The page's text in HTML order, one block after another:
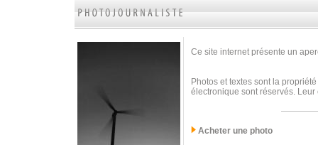
Ce site internet présente un
Photos et textes sont la
électronique sont réservés.
Acheter une photo